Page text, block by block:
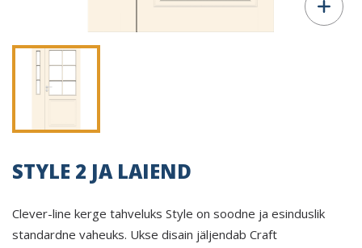
STYLE 2 JA LAIEND
Clever-line kerge tahveluks Style on soodne ja esinduslik
standardne vaheuks. Ukse disain jäljendab Craft